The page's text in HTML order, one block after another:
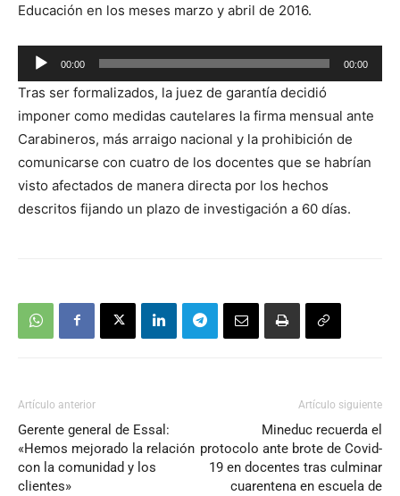
Educación en los meses marzo y abril de 2016.
Reproductor
de
audio
00:00 00:00
Tras ser formalizados, la juez de garantía decidió
imponer como medidas cautelares la firma mensual ante
Carabineros, más arraigo nacional y la prohibición de
comunicarse con cuatro de los docentes que se habrían
visto afectados de manera directa por los hechos
descritos fijando un plazo de investigación a 60 días.
Artículo anterior
Gerente general de Essal:
«Hemos mejorado la relación
con la comunidad y los
clientes»
Artículo siguiente
Mineduc recuerda el
protocolo ante brote de Covid-
19 en docentes tras culminar
cuarentena en escuela de